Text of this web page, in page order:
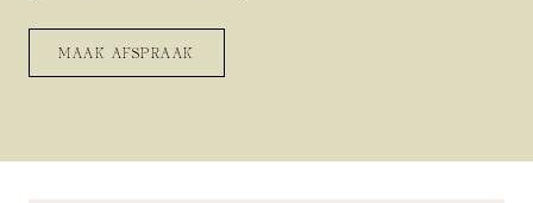
MAAK AFSPRAAK